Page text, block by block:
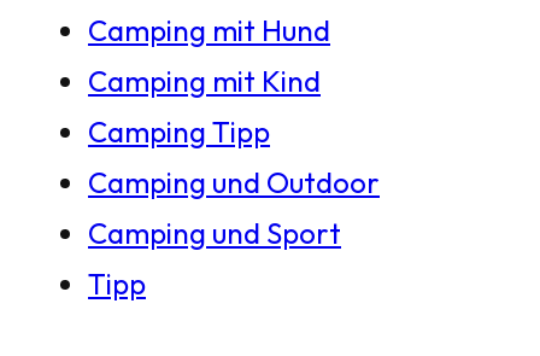
Camping mit Hund
Camping mit Kind
Camping Tipp
Camping und Outdoor
Camping und Sport
Tipp